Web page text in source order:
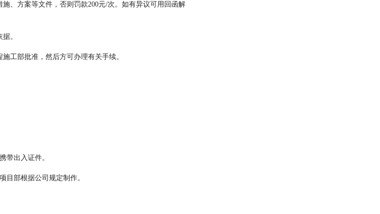
、方案等文件，否则罚款200元/次。如有异议可用回函解
。
工部批准，然后方可办理有关手续。
带出入证件。
目部根据公司规定制作。